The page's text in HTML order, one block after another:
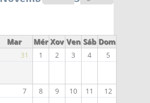
Mar MérXov Ven Sáb Dom
31 1 2 3 4 5
7 8 9 10 11 12